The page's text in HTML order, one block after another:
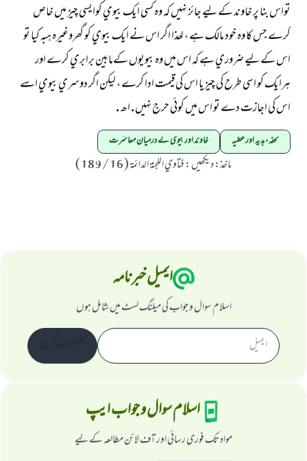
تواس بنا پر خاوند كےليے جائز نہيں كہ وہ كسي ايك بيوي كوايسي چيز ميں خاص
كرے جس كا وہ خود مالك ہے ، لھذا اگر اس نے ايك بيوي كو گھروغيرہ ہبہ كيا تو
اس كےليے ضروري ہے كہ اس ميں وہ بيويوں كےمابين برابري كرے اور
ہرايك كو اسي طرح كي چيزيا اس كي قيمت ادا كرے ، ليكن اگر دوسري بيوي اسے
اس كي اجازت دے تو اس ميں كوئي حرج نہيں . اھ .
تحفہ، ہدیہ اور عطیہ خاوند اور بیوی کے درمیان معاشرت
ماخذ:ديكھيں : فتاوي اللجنۃ الدائمۃ ( 16 / 189 )
ایمیل خبرنامہ
اسلام سوال و جواب کی میلنگ لسٹ میں شامل ہوں
اسلام سوال و جواب ایپ
مواد تک فوری رسائی اور آف لائن مطالعہ کے لیے